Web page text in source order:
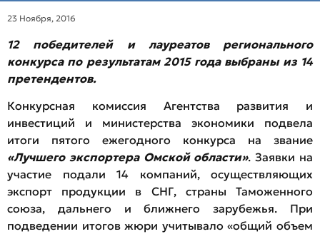
23 Ноября, 2016
12 победителей и лауреатов регионального
конкурса по результатам 2015 года выбраны из 14
претендентов.
Конкурсная комиссия Агентства развития и
инвестиций и министерства экономики подвела
итоги пятого ежегодного конкурса на звание
«Лучшего экспортера Омской области». Заявки на
участие подали 14 компаний, осуществляющих
экспорт продукции в СНГ, страны Таможенного
союза, дальнего и ближнего зарубежья. При
подведении итогов жюри учитывало «общий объем